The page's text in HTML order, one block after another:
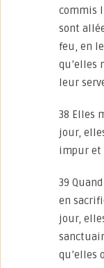
commis
sont
feu, en
qu’elles
leur
38 Elles
jour,
impur et
39
en
jour,
qu’elles